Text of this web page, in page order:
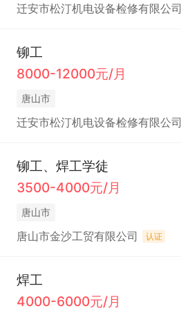
迁安市松汀机电设备检修有限公司
铆工
8000-12000元/月
唐山市
迁安市松汀机电设备检修有限公司
铆工、焊工学徒
3500-4000元/月
唐山市
唐山市金沙工贸有限公司 认证
焊工
4000-6000元/月